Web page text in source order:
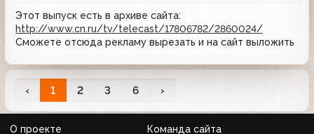
Этот выпуск есть в архиве сайта:
http://www.cn.ru/tv/telecast/17806782/2860024/
Сможете отсюда рекламу вырезать и на сайт выложить
‹ 1 2 3 6 ›
О проекте
Команда сайта